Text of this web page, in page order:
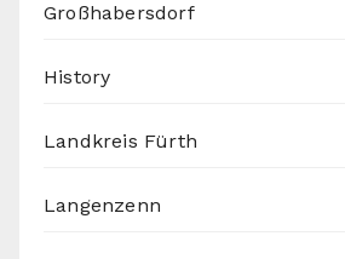
Großhabersdorf
History
Landkreis Fürth
Langenzenn